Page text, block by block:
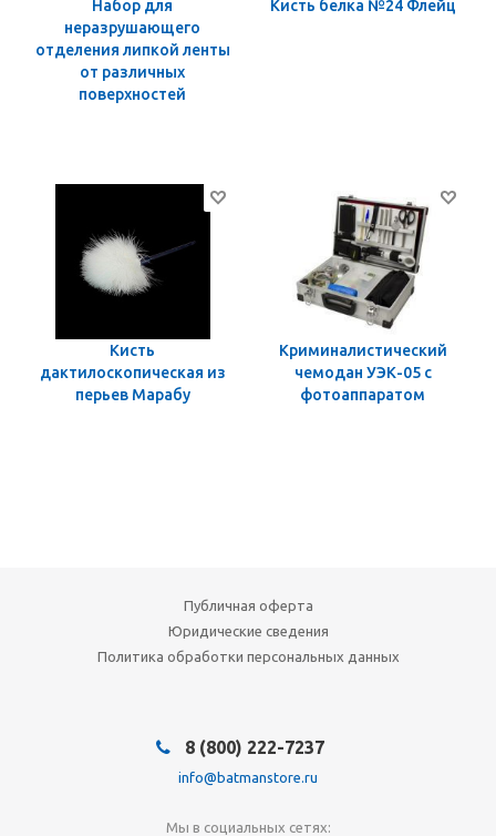
Набор для
неразрушающего
отделения липкой ленты
от различных
поверхностей
Кисть белка №24 Флейц
Кисть
дактилоскопическая из
перьев Марабу
Криминалистический
чемодан УЭК-05 с
фотоаппаратом
Публичная оферта
Юридические сведения
Политика обработки персональных данных
8 (800) 222-7237
info@batmanstore.ru
Мы в социальных сетях: